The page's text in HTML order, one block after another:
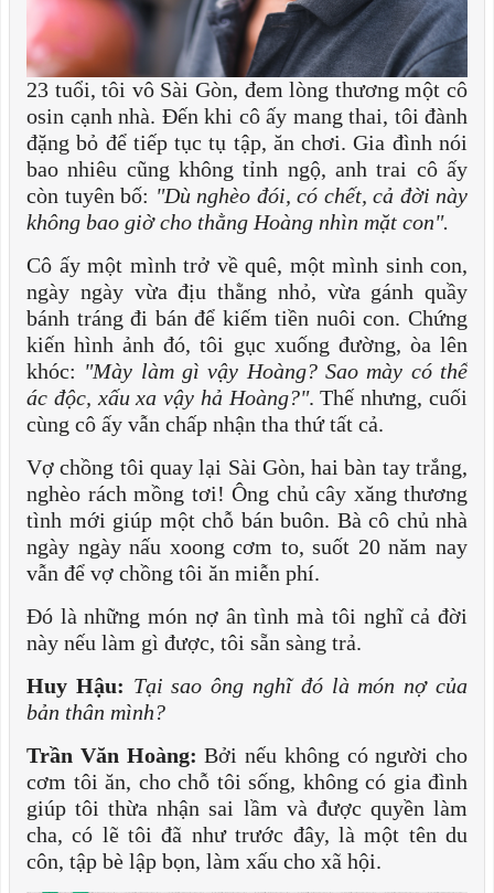
23 tuổi, tôi vô Sài Gòn, đem lòng thương một cô
osin cạnh nhà. Đến khi cô ấy mang thai, tôi đành
đặng bỏ để tiếp tục tụ tập, ăn chơi. Gia đình nói
bao nhiêu cũng không tỉnh ngộ, anh trai cô ấy
còn tuyên bố: "Dù nghèo đói, có chết, cả đời này
không bao giờ cho thằng Hoàng nhìn mặt con".
Cô ấy một mình trở về quê, một mình sinh con,
ngày ngày vừa địu thằng nhỏ, vừa gánh quầy
bánh tráng đi bán để kiếm tiền nuôi con. Chứng
kiến hình ảnh đó, tôi gục xuống đường, òa lên
khóc: "Mày làm gì vậy Hoàng? Sao mày có thể
ác độc, xấu xa vậy hả Hoàng?". Thế nhưng, cuối
cùng cô ấy vẫn chấp nhận tha thứ tất cả.
Vợ chồng tôi quay lại Sài Gòn, hai bàn tay trắng,
nghèo rách mồng tơi! Ông chủ cây xăng thương
tình mới giúp một chỗ bán buôn. Bà cô chủ nhà
ngày ngày nấu xoong cơm to, suốt 20 năm nay
vẫn để vợ chồng tôi ăn miễn phí.
Đó là những món nợ ân tình mà tôi nghĩ cả đời
này nếu làm gì được, tôi sẵn sàng trả.
Huy Hậu: Tại sao ông nghĩ đó là món nợ của
bản thân mình?
Trần Văn Hoàng:Bởi nếu không có người cho
cơm tôi ăn, cho chỗ tôi sống, không có gia đình
giúp tôi thừa nhận sai lầm và được quyền làm
cha, có lẽ tôi đã như trước đây, là một tên du
côn, tập bè lập bọn, làm xấu cho xã hội.